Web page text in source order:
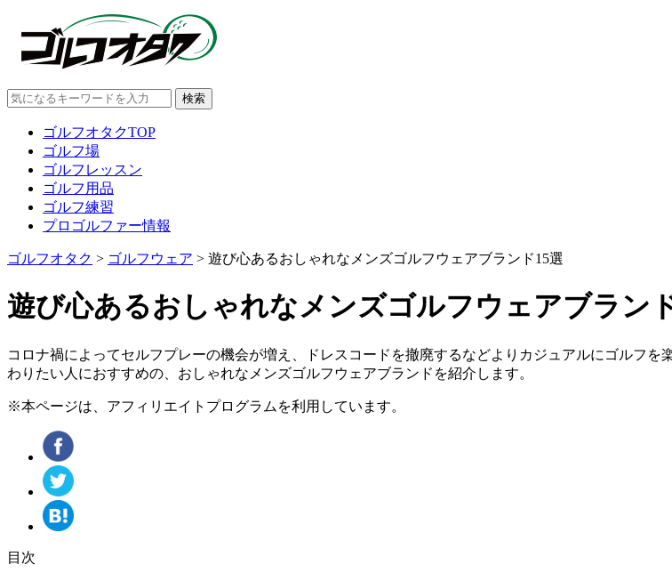
ゴルフオタクTOP
ゴルフ場
ゴルフレッスン
ゴルフ用品
ゴルフ練習
プロゴルファー情報
ゴルフオタク > ゴルフウェア > 遊び心あるおしゃれなメンズゴルフウェアブランド15選
遊び心あるおしゃれなメンズゴルフウェアブラン
コロナ禍によってセルフプレーの機会が増え、ドレスコードを撤廃するなどよりカジュアルにゴルフ
わりたい人におすすめの、おしゃれなメンズゴルフウェアブランドを紹介します。
※本ページは、アフィリエイトプログラムを利用しています。
目次